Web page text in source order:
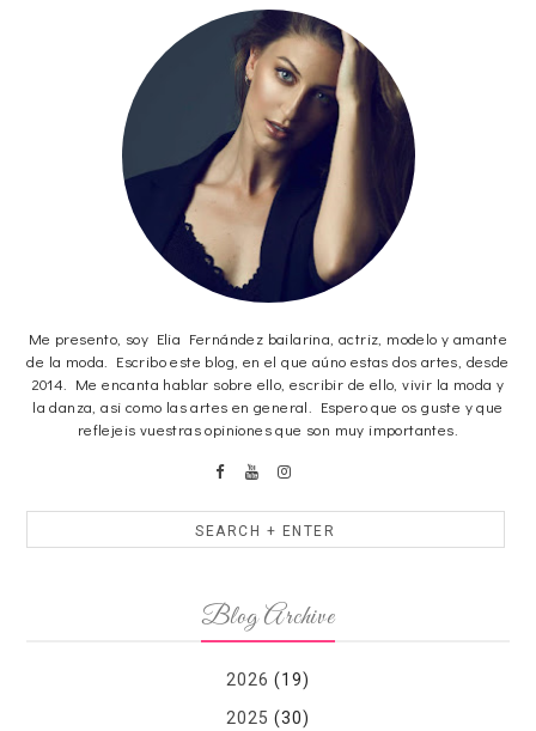
Me presento, soy Elia Fernández bailarina, actriz, modelo y amante
de la moda. Escribo este blog, en el que aúno estas dos artes, desde
2014. Me encanta hablar sobre ello, escribir de ello, vivir la moda y
la danza, asi como las artes en general. Espero que os guste y que
reflejeis vuestras opiniones que son muy importantes.
Blog Archive
2026 (19)
2025 (30)